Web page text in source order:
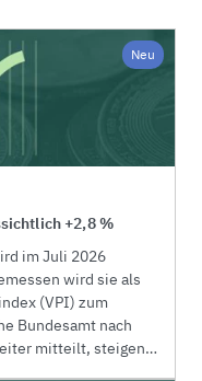
Neu
+2,8 %
im Juli 2026
wird sie als
(VPI) zum
Bundesamt nach
mitteilt, steigen